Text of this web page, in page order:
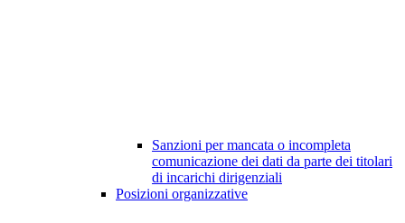
Sanzioni per mancata o incompleta
comunicazione dei dati da parte dei titolari
di incarichi dirigenziali
Posizioni organizzative